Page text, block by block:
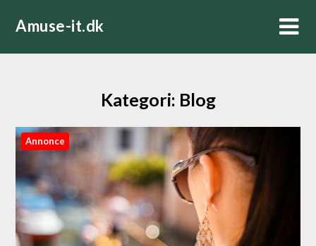
Amuse-it.dk
Kategori: Blog
Annonce